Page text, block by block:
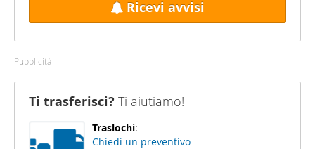
Ricevi avvisi
Pubblicità
Ti trasferisci? Ti aiutiamo!
Traslochi:
Chiedi un preventivo